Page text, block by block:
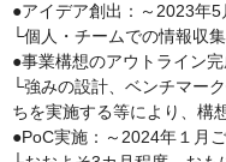
●アイデア創出：～2023年5
└個人・チームでの情報収
●事業構想のアウトライン
└強みの設計、ベンチマー
ちを実施する等により、構
●PoC実施：～2024年１月